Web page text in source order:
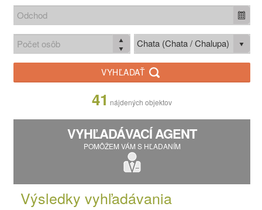
Chata (Chata / Chalupa)
VYHĽADAŤ
41 nájdených objektov
VYHĽADÁVACÍ AGENT
POMÔŽEM VÁM S HĽADANÍM
Výsledky vyhľadávania